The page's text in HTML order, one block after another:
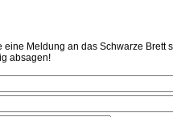
eine Meldung an das Schwarze
absagen!